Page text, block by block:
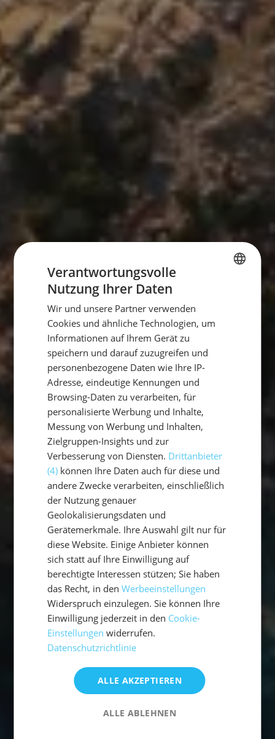
Verantwortungsvolle
Nutzung Ihrer Daten
Wir und unsere Partner verwenden
Cookies und ähnliche Technologien, um
Informationen auf Ihrem Gerät zu
speichern und darauf zuzugreifen und
personenbezogene Daten wie Ihre IP-
Adresse, eindeutige Kennungen und
Browsing-Daten zu verarbeiten, für
personalisierte Werbung und Inhalte,
Messung von Werbung und Inhalten,
Zielgruppen-Insights und zur
Verbesserung von Diensten. Drittanbieter
(4) können Ihre Daten auch für diese und
andere Zwecke verarbeiten, einschließlich
der Nutzung genauer
Geolokalisierungsdaten und
Gerätemerkmale. Ihre Auswahl gilt nur für
diese Website. Einige Anbieter können
sich statt auf Ihre Einwilligung auf
berechtigte Interessen stützen; Sie haben
das Recht, in denWerbeeinstellungen
Widerspruch einzulegen. Sie können Ihre
Einwilligung jederzeit in den Cookie-
Einstellungen widerrufen.
Datenschutzrichtlinie
ALLE AKZEPTIEREN
ALLE ABLEHNEN